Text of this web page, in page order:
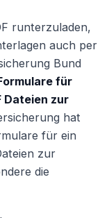
runterzuladen,
auch per
Bund
für
zur
hat
für ein
zur
die